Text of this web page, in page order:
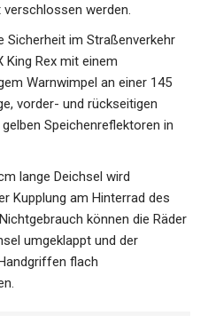
werden.
Sicherheit im Straßenverkehr
King Rex mit einem
Warnwimpel an einer 145
vorder- und rückseitigen
Speichenreflektoren in
lange Deichsel wird
Kupplung am Hinterrad des
können die Räder
umgeklappt und der
flach